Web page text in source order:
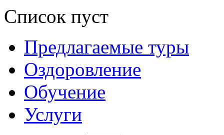
Список пуст
Предлагаемые туры
Оздоровление
Обучение
Услуги